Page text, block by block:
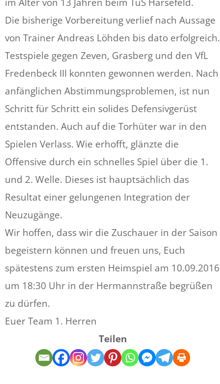
im Alter von 13 Jahren beim TuS Harsefeld.
Die bisherige Vorbereitung verlief nach Aussage
von Trainer Andreas Löhden bis dato erfolgreich.
Testspiele gegen Zeven, Grasberg und den VfL
Fredenbeck III konnten gewonnen werden. Nach
anfänglichen Abstimmungsproblemen, ist nun
Schritt für Schritt ein solides Defensivgerüst
entstanden. Auch auf die Torhüter war in den
Spielen Verlass. Wie erhofft, glänzte die
Offensive durch ein schnelles Spiel über die 1.
und 2. Welle. Dieses ist hauptsächlich das
Resultat einer gelungenen Integration der
Neuzugänge.
Wir hoffen, dass wir die Zuschauer in der Saison
begeistern können und freuen uns, Euch
spätestens zum ersten Heimspiel am 10.09.2016
um 18:30 Uhr in der Hermannstraße begrüßen
zu dürfen.
Euer Team 1. Herren
Teilen